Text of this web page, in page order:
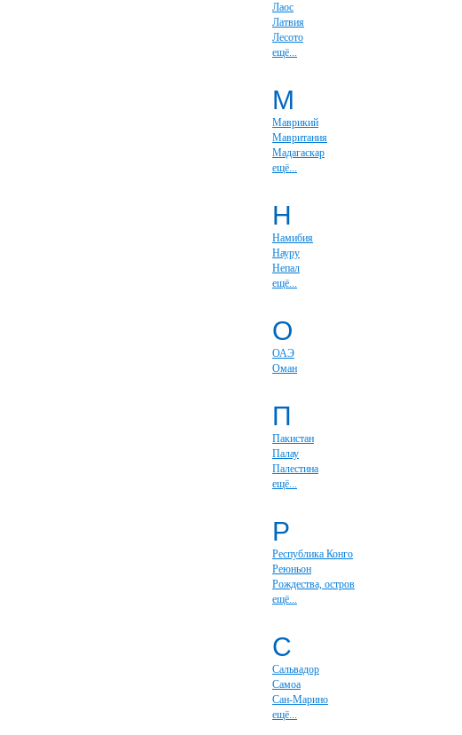
Лаос
Латвия
Лесото
ещё...
М
Маврикий
Мавритания
Мадагаскар
ещё...
Н
Намибия
Науру
Непал
ещё...
О
ОАЭ
Оман
П
Пакистан
Палау
Палестина
ещё...
Р
Республика Конго
Реюньон
Рождества, остров
ещё...
С
Сальвадор
Самоа
Сан-Марино
ещё...